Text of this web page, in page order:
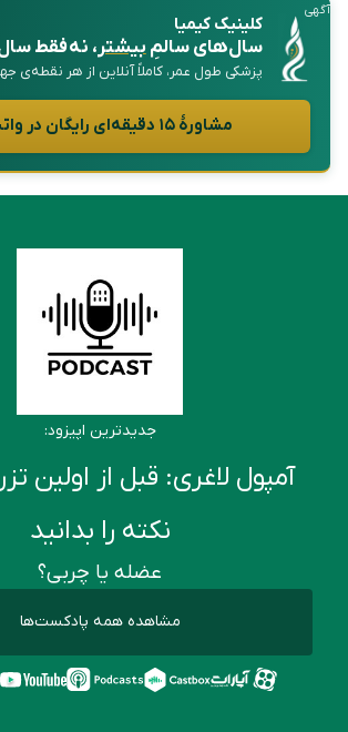
آگهی
کلینیک کیمیا
سال‌های سالمِبیشتر، نه فقط
پزشکی طول عمر، کاملاً آنلاین از هر نقطه‌ی
مشاورهٔ ۱۵ دقیقه‌ای رایگان در واتساپ
جدیدترین اپیزود:
نکته را بدانید
عضله یا چربی؟
مشاهده همه پادکست‌ها